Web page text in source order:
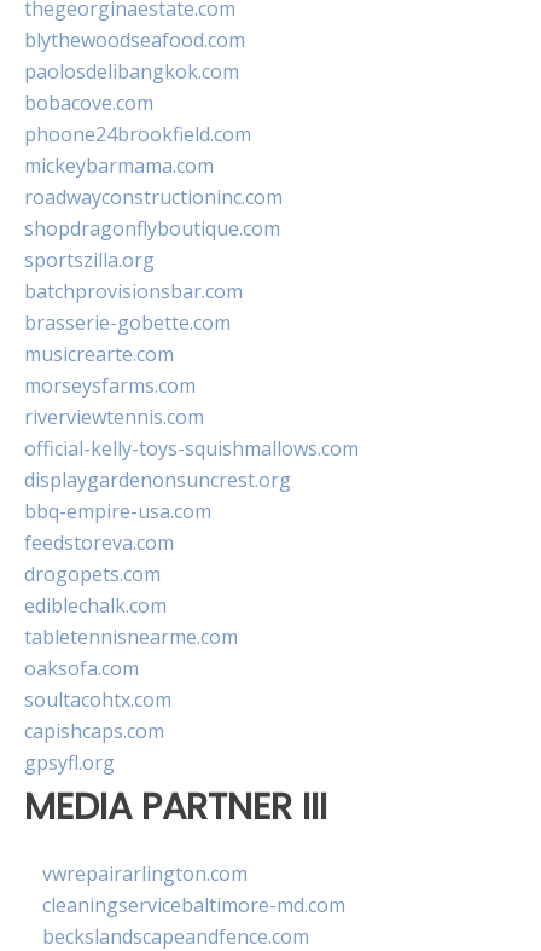
thegeorginaestate.com
blythewoodseafood.com
paolosdelibangkok.com
bobacove.com
phoone24brookfield.com
mickeybarmama.com
roadwayconstructioninc.com
shopdragonflyboutique.com
sportszilla.org
batchprovisionsbar.com
brasserie-gobette.com
musicrearte.com
morseysfarms.com
riverviewtennis.com
official-kelly-toys-squishmallows.com
displaygardenonsuncrest.org
bbq-empire-usa.com
feedstoreva.com
drogopets.com
ediblechalk.com
tabletennisnearme.com
oaksofa.com
soultacohtx.com
capishcaps.com
gpsyfl.org
MEDIA PARTNER III
vwrepairarlington.com
cleaningservicebaltimore-md.com
beckslandscapeandfence.com